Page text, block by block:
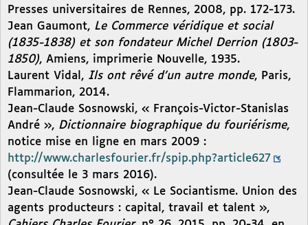
Presses universitaires de Rennes, 2008, pp. 172-173.
Jean Gaumont, Le Commerce véridique et social
(1835-1838) et son fondateur Michel Derrion (1803-
1850), Amiens, imprimerie Nouvelle, 1935.
Laurent Vidal, Ils ont rêvé d’un autre monde, Paris,
Flammarion, 2014.
Jean-Claude Sosnowski, « François-Victor-Stanislas
André », Dictionnaire biographique du fouriérisme,
notice mise en ligne en mars 2009 :
http://www.charlesfourier.fr/spip.php?article627
(consultée le 3 mars 2016).
Jean-Claude Sosnowski, « Le Sociantisme. Union des
agents producteurs : capital, travail et talent »,